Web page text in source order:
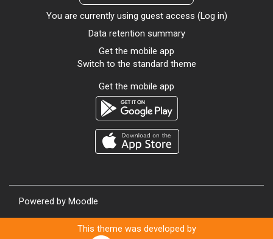
You are currently using guest access (Log in)
Data retention summary
Get the mobile app
Switch to the standard theme
Get the mobile app
Powered by Moodle
This theme was developed by